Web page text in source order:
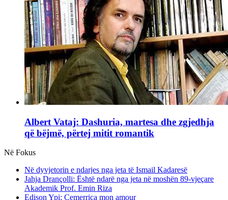
Albert Vataj: Dashuria, martesa dhe zgjedhja
që bëjmë, përtej mitit romantik
Në Fokus
Në dyvjetorin e ndarjes nga jeta të Ismail Kadaresë
Jahja Drançolli: Është ndarë nga jeta në moshën 89-vjeçare
Akademik Prof. Emin Riza
Edison Ypi: Çemerrica mon amour